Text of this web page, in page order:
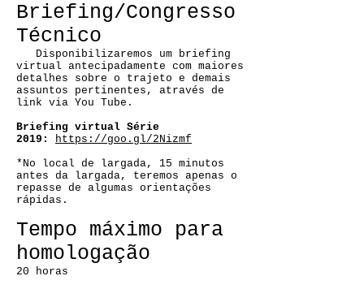
Briefing/Congresso
Técnico
Disponibilizaremos um briefing
virtual antecipadamente com maiores
detalhes sobre o trajeto e demais
assuntos pertinentes, através de
link via You Tube.
Briefing virtual Série
2019:
https://goo.gl/2Nizmf
*No local de largada, 15 minutos
antes da largada, teremos apenas o
repasse de algumas orientações
rápidas.
Tempo máximo para
homologação
20 horas